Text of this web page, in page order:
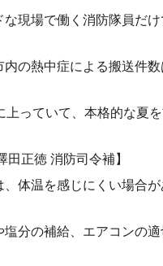
現場で働く消防隊員だけ
の熱中症による搬送件数
っていて、本格的な夏
正徳 消防司令補】
、体温を感じにくい場合
塩分の補給、エアコンの